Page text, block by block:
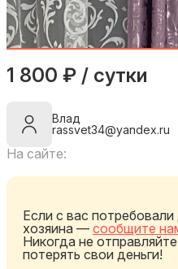
1 800 ₽ / сутки
Влад
rassvet34@yandex.ru
На сайте:
Если с вас потребовали
хозяина — сообщите
Никогда не
потерять свои деньги!